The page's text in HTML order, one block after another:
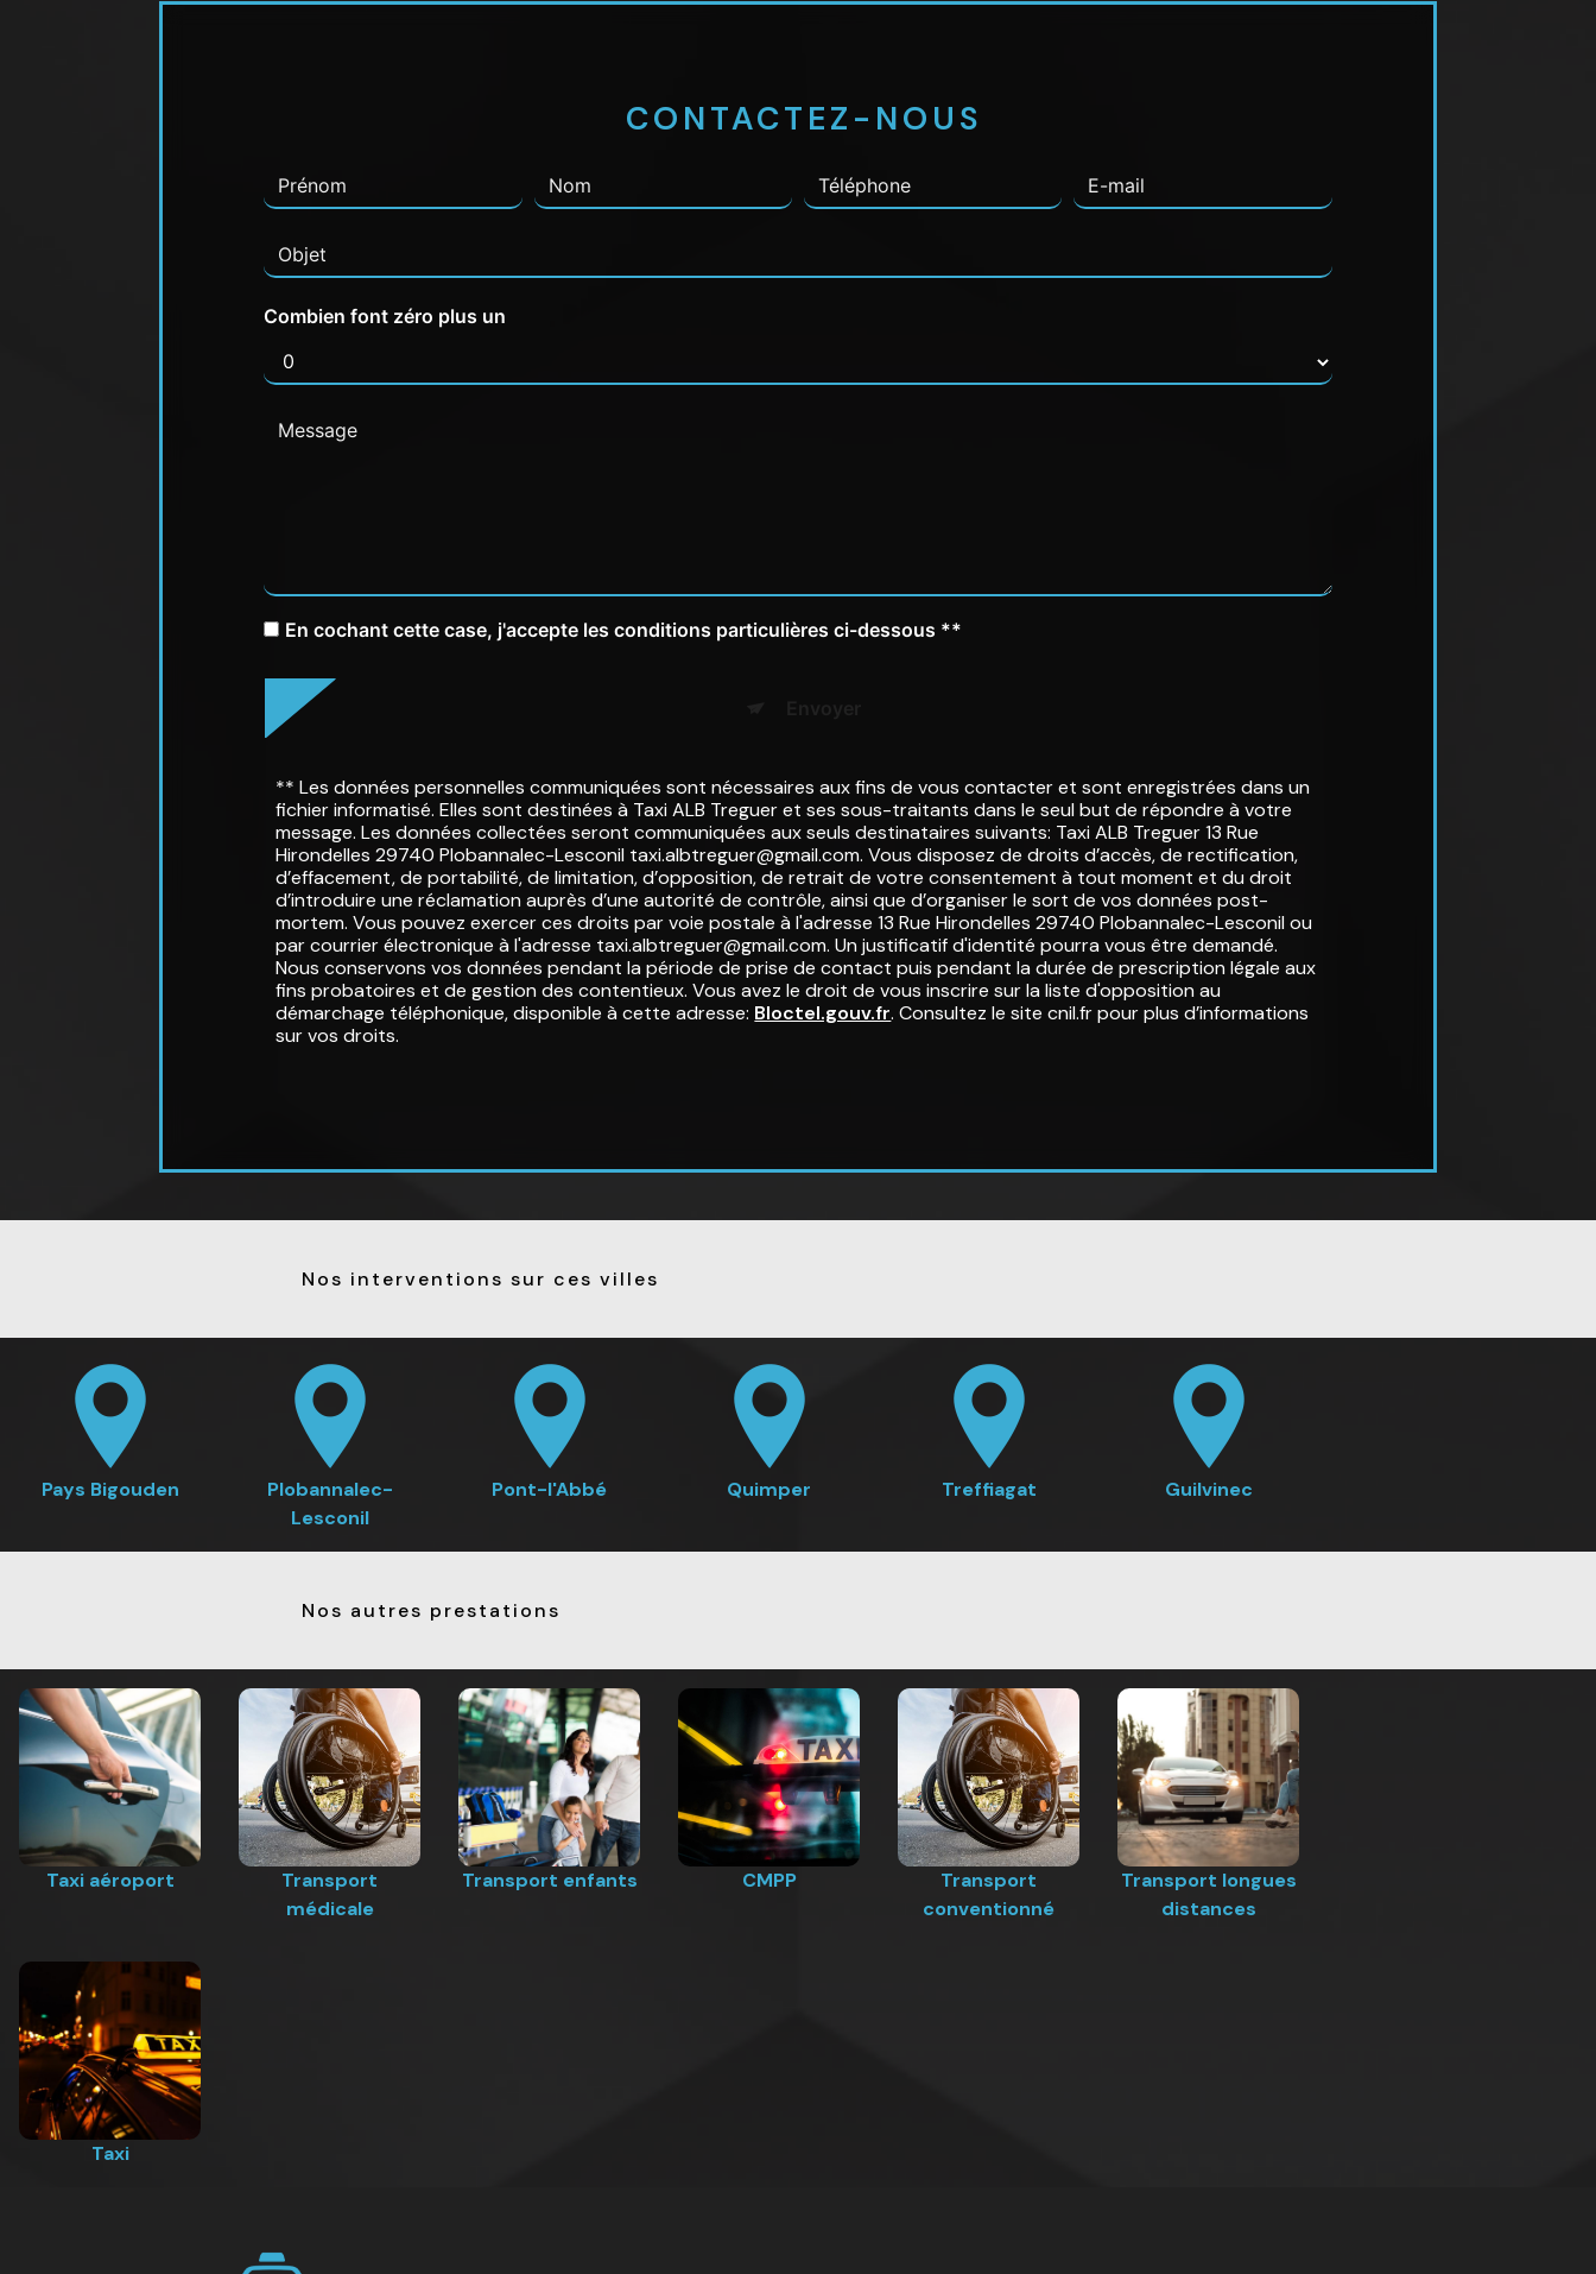
CONTACTEZ-NOUS
Combien font zéro plus un
En cochant cette case, j'accepte les conditions particulières ci-dessous **
** Les données personnelles communiquées sont nécessaires aux fins de vous contacter et sont enregistrées dans un
fichier informatisé. Elles sont destinées à Taxi ALB Treguer et ses sous-traitants dans le seul but de répondre à votre
message. Les données collectées seront communiquées aux seuls destinataires suivants: Taxi ALB Treguer 13 Rue
Hirondelles 29740 Plobannalec-Lesconil taxi.albtreguer@gmail.com. Vous disposez de droits d’accès, de rectification,
d’effacement, de portabilité, de limitation, d’opposition, de retrait de votre consentement à tout moment et du droit
d’introduire une réclamation auprès d’une autorité de contrôle, ainsi que d’organiser le sort de vos données post-
mortem. Vous pouvez exercer ces droits par voie postale à l'adresse 13 Rue Hirondelles 29740 Plobannalec-Lesconil ou
par courrier électronique à l'adresse taxi.albtreguer@gmail.com. Un justificatif d'identité pourra vous être demandé.
Nous conservons vos données pendant la période de prise de contact puis pendant la durée de prescription légale aux
fins probatoires et de gestion des contentieux. Vous avez le droit de vous inscrire sur la liste d'opposition au
démarchage téléphonique, disponible à cette adresse: Bloctel.gouv.fr. Consultez le site cnil.fr pour plus d’informations
sur vos droits.
Nos interventions sur ces villes
Pays Bigouden
Plobannalec-
Lesconil
Pont-l'Abbé Quimper Treffiagat Guilvinec
Nos autres prestations
Taxi aéroport
Transport
médicale
Transport enfants CMPP
Transport
conventionné
Transport longues
distances
Taxi